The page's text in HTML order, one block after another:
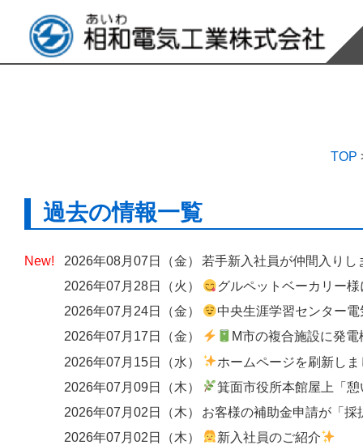
TOP
過去の情報一覧
2026年08月07日（金）
若手新入社員が仲間入りし
2026年07月28日（火）
グルペットベーカリー様にて、出入口へのエアーカーテン
2026年07月24日（金）
中央生涯学習センター電気設備改修
2026年07月17日（金）
M市の複合施設に発電機
2026年07月15日（水）
ホームページを刷新しました ― 歴史と技
2026年07月09日（木）
箕面市役所本館屋上「憩いの広
2026年07月02日（木）
2026年07月02日（木）
新入社員のご紹介